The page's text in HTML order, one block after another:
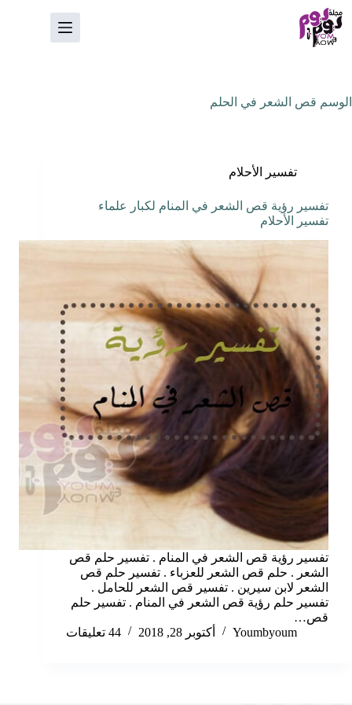
التجاوز
إلى
المحتوى
الوسم قص الشعر في الحلم
تفسير الأحلام
تفسير رؤية قص الشعر في المنام لكبار علماء
تفسير الأحلام
تفسير رؤية قص الشعر في المنام . تفسير حلم قص
الشعر . حلم قص الشعر للعزباء . تفسير حلم قص
الشعر لابن سيرين . تفسير قص الشعر للحامل .
تفسير حلم رؤية قص الشعر في المنام . تفسير حلم
قص…
Youmbyoum
أكتوبر 28, 2018 44 تعليقات